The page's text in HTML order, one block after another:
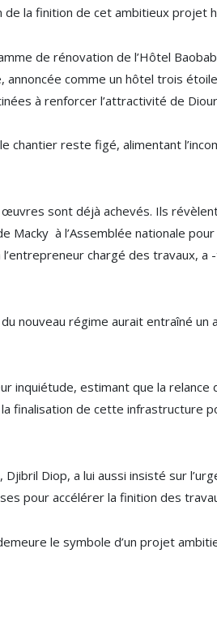
la finition de cet ambitieux projet
de rénovation de l’Hôtel
comme un hôtel trois
à renforcer l’attractivité de
chantier reste figé, alimentant
sont déjà achevés. Ils
Macky à l’Assemblée nationale
chargé des travaux,
nouveau régime aurait entraîné
inquiétude, estimant que la relance
finalisation de cette infrastructure
Diop, a lui aussi insisté sur
pour accélérer la finition des
le symbole d’un projet